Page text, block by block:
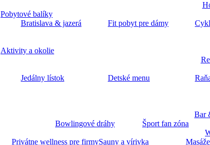
Pobytové balíky
Bratislava & jazerá
Fit pobyt pre dámy
Aktivity a okolie
Jedálny lístok Detské menu
Bar
Bowlingové dráhy
Šport fan zóna
Privátne wellness pre firmySauny a vírivka Masáže